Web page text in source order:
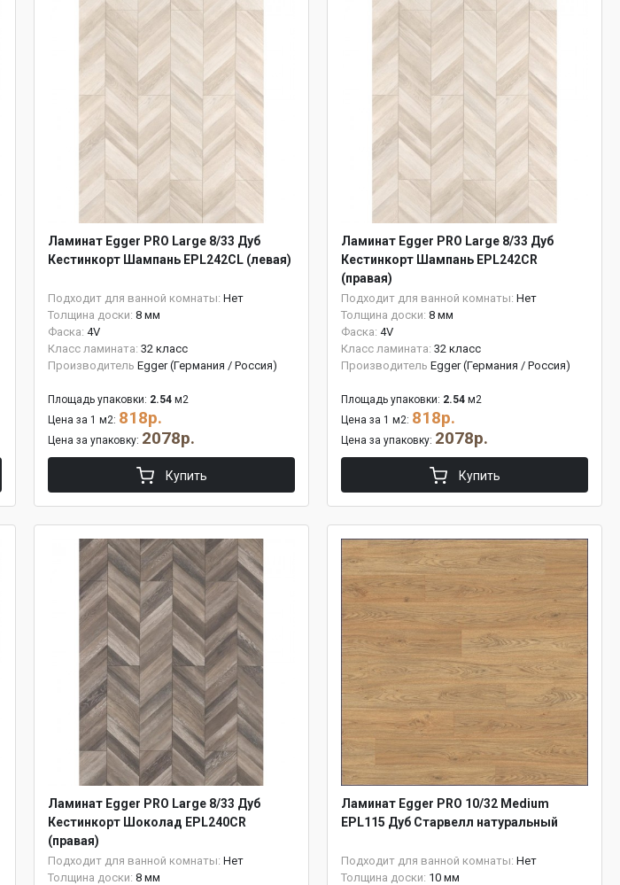
Ламинат Egger PRO Large 8/33 Дуб
Кестинкорт Шампань EPL242CL (левая)
Подходит для ванной комнаты: Нет
Толщина доски: 8 мм
Фаска: 4V
Класс ламината: 32 класс
Производитель Egger (Германия / Россия)
Площадь упаковки: 2.54 м2
Цена за 1 м2: 818р.
Цена за упаковку: 2078р.
Купить
Ламинат Egger PRO Large 8/33 Дуб
Кестинкорт Шампань EPL242CR
(правая)
Подходит для ванной комнаты: Нет
Толщина доски: 8 мм
Фаска: 4V
Класс ламината: 32 класс
Производитель Egger (Германия / Россия)
Площадь упаковки: 2.54 м2
Цена за 1 м2: 818р.
Цена за упаковку: 2078р.
Купить
Ламинат Egger PRO Large 8/33 Дуб
Кестинкорт Шоколад EPL240CR
(правая)
Подходит для ванной комнаты: Нет
Толщина доски: 8 мм
Ламинат Egger PRO 10/32 Medium
EPL115 Дуб Старвелл натуральный
Подходит для ванной комнаты: Нет
Толщина доски: 10 мм